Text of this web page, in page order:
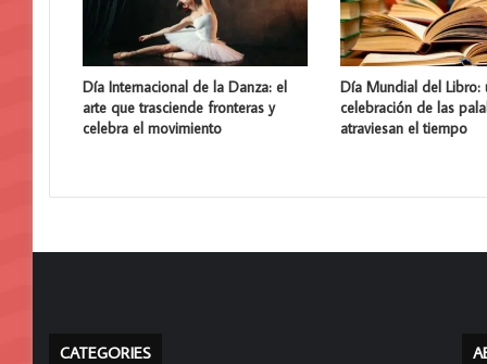
Día Internacional de la Danza: el
arte que trasciende fronteras y
celebra el movimiento
Día Mundial del Libro:
celebración de las
atraviesan el tiempo
CATEGORIES